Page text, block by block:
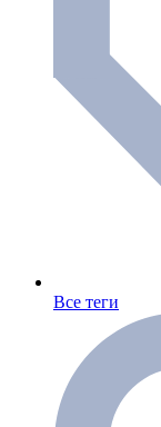
Все теги